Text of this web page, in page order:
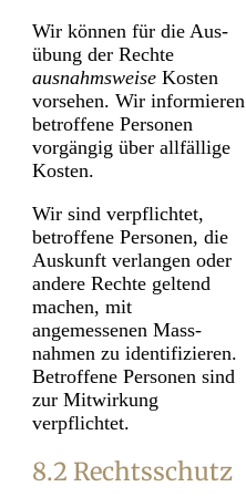
Wir können für die Aus­
übung der Rechte
ausnahms­weise Kosten
vor­sehen. Wir infor­mieren
be­troffene Per­sonen
vorgängig über all­fällige
Kosten.
Wir sind ver­pflichtet,
betroffene Personen, die
Auskunft ver­langen oder
andere Rechte geltend
machen, mit
angemessenen Mass­
nahmen zu identi­fizieren.
Betroffene Personen sind
zur Mit­wirkung
verpflichtet.
8.2 Rechtsschutz